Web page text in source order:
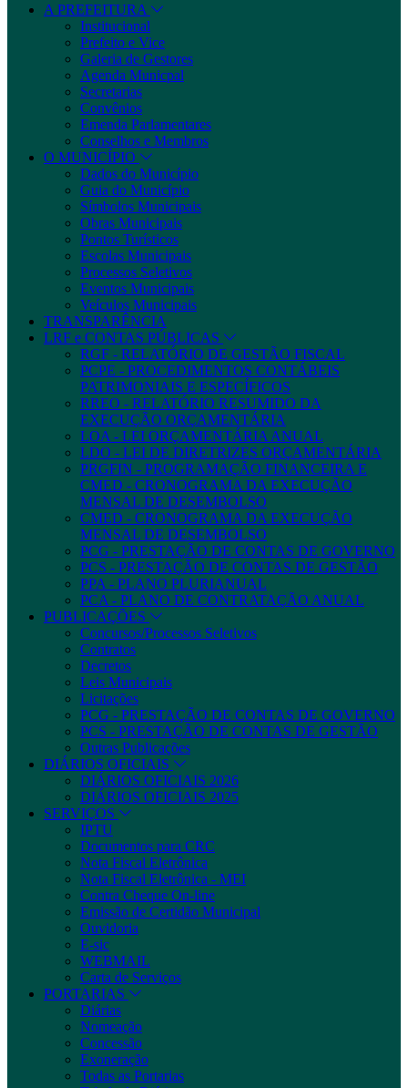
A PREFEITURA
Institucional
Prefeito e Vice
Galeria de Gestores
Agenda Municpal
Secretarias
Convênios
Emenda Parlamentares
Conselhos e Membros
O MUNICÍPIO
Dados do Município
Guia do Município
Símbolos Municipais
Obras Municipais
Pontos Turísticos
Escolas Municipais
Processos Seletivos
Eventos Municipais
Veículos Municipais
TRANSPARÊNCIA
LRF e CONTAS PÚBLICAS
RGF - RELATÓRIO DE GESTÃO FISCAL
PCPE - PROCEDIMENTOS CONTÁBEIS
PATRIMONIAIS E ESPECÍFICOS
RREO - RELATÓRIO RESUMIDO DA
EXECUÇÃO ORÇAMENTÁRIA
LOA - LEI ORÇAMENTÁRIA ANUAL
LDO - LEI DE DIRETRIZES ORÇAMENTÁRIA
PRGFIN - PROGRAMAÇÃO FINANCEIRA E
CMED - CRONOGRAMA DA EXECUÇÃO
MENSAL DE DESEMBOLSO
CMED - CRONOGRAMA DA EXECUÇÃO
MENSAL DE DESEMBOLSO
PCG - PRESTAÇÃO DE CONTAS DE GOVERNO
PCS - PRESTAÇÃO DE CONTAS DE GESTÃO
PPA - PLANO PLURIANUAL
PCA - PLANO DE CONTRATAÇÃO ANUAL
PUBLICAÇÕES
Concursos/Processos Seletivos
Contratos
Decretos
Leis Municipais
Licitações
PCG - PRESTAÇÃO DE CONTAS DE GOVERNO
PCS - PRESTAÇÃO DE CONTAS DE GESTÃO
Outras Publicações
DIÁRIOS OFICIAIS
DIÁRIOS OFICIAIS 2026
DIÁRIOS OFICIAIS 2025
SERVIÇOS
IPTU
Documentos para CRC
Nota Fiscal Eletrônica
Nota Fiscal Eletrônica - MEI
Contra Cheque On-line
Emissão de Certidão Municipal
Ouvidoria
E-sic
WEBMAIL
Carta de Serviços
PORTARIAS
Diárias
Nomeação
Concessão
Exoneração
Todas as Portarias